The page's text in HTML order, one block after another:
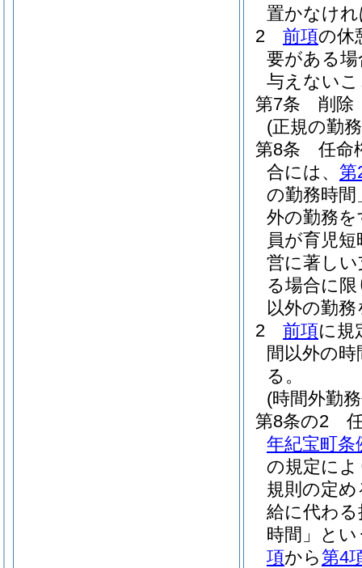
置かなけ
2
前項の休
要がある
与えない
第7条
削除
(正規の勤
第8条
任命
合には、 第
の勤務時
外の勤務
員が育児
営に著し
る場合に
以外の勤
2
前項に規
間以外の
る。
(時間外勤
第8条の2
年紀宝町条
の規定に
規則の定
給に代わ
時間」とい
項から第4